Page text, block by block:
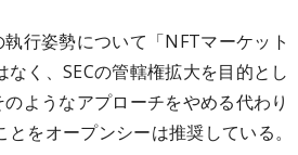
行姿勢について「NFTマーケット
く、SECの管轄権拡大を目的とし
ようなアプローチをやめる代わり
をオープンシーは推奨している。